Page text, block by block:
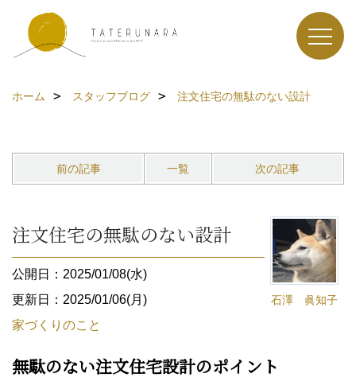
ホーム スタッフブログ 注文住宅の無駄のない設計
前の記事 一覧 次の記事
石澤 眞知子
注文住宅の無駄のない設計
公開日：2025/01/08(水)
更新日：2025/01/06(月)
家づくりのこと
無駄のない注文住宅設計のポイント